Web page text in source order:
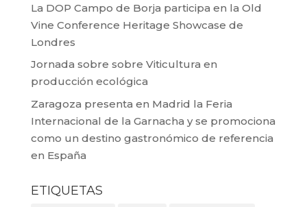
La DOP Campo de Borja participa en la Old
Vine Conference Heritage Showcase de
Londres
Jornada sobre sobre Viticultura en
producción ecológica
Zaragoza presenta en Madrid la Feria
Internacional de la Garnacha y se promociona
como un destino gastronómico de referencia
en España
ETIQUETAS